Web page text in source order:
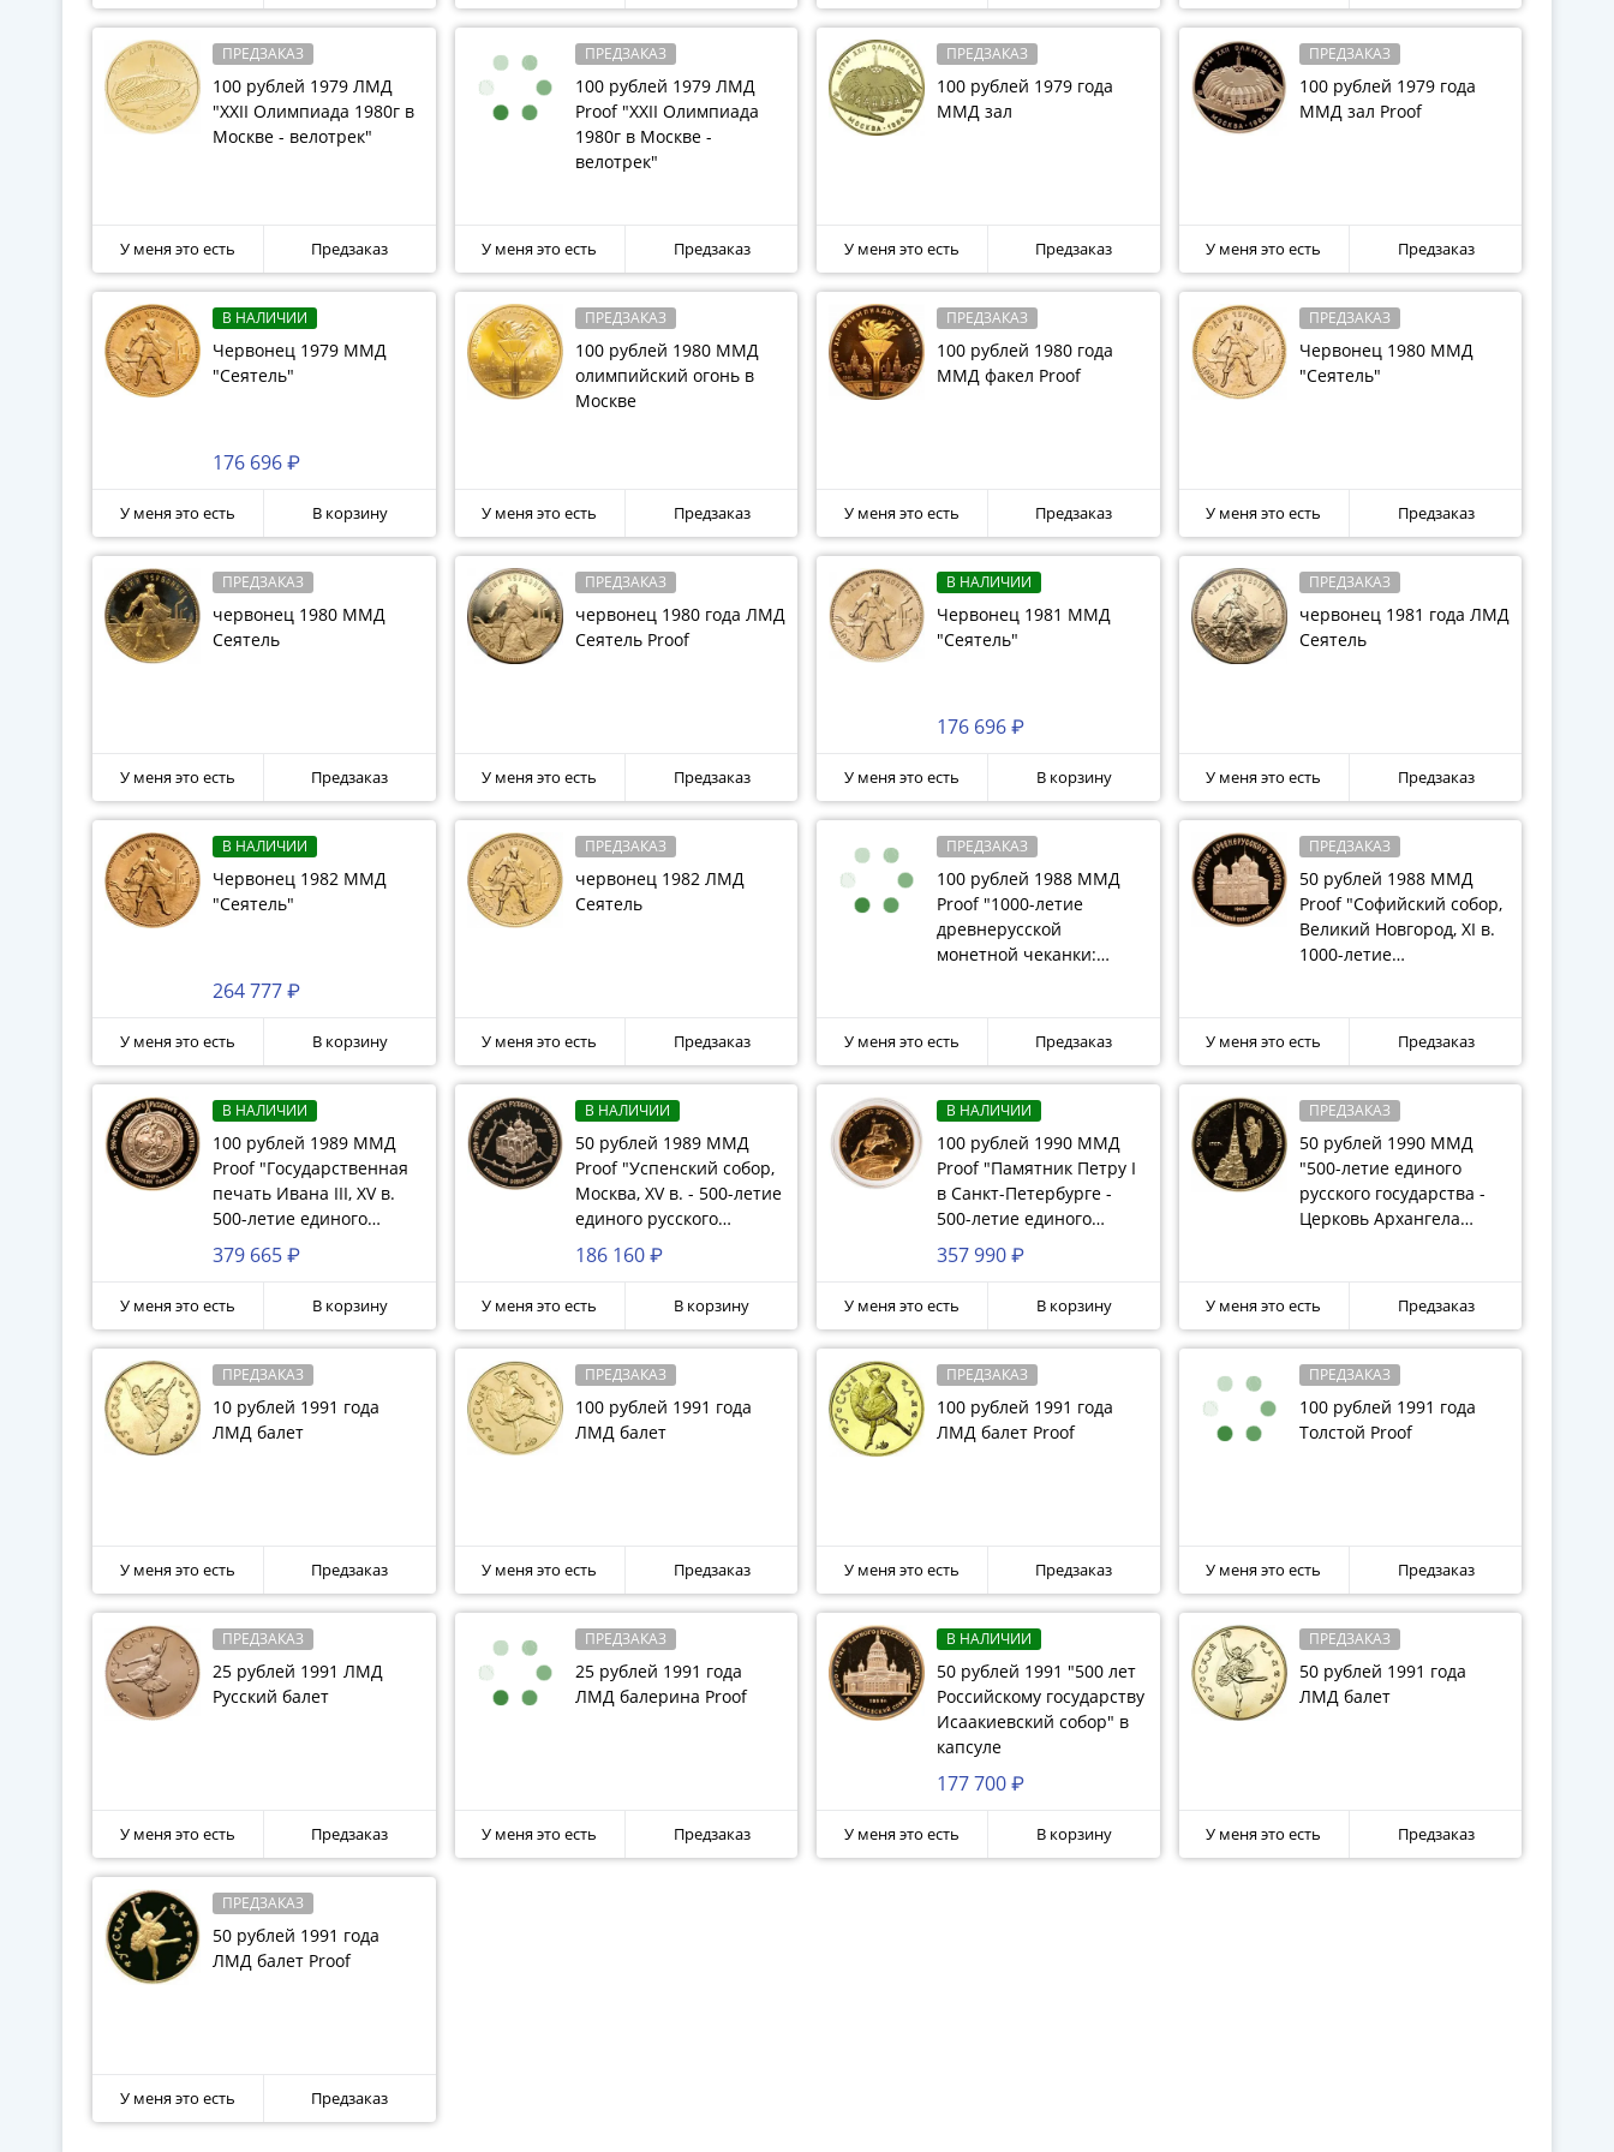
для которого выбрано золото высшей 999-й пробы. Обычное качество представляет уникальная для советской чеканки 585-я проба.
После распада СССР эту серию продолжил Банк России.
ПРЕДЗАКАЗ
100 рублей 1979 ЛМД
"XXII Олимпиада 1980г в
Москве - велотрек"
У меня это есть Предзаказ
ПРЕДЗАКАЗ
100 рублей 1979 ЛМД
Proof "XXII Олимпиада
1980г в Москве -
велотрек"
У меня это есть Предзаказ
ПРЕДЗАКАЗ
100 рублей 1979 года
ММД зал
У меня это есть Предзаказ
ПРЕДЗАКАЗ
100 рублей 1979 года
ММД зал Proof
У меня это есть Предзаказ
В НАЛИЧИИ
Червонец 1979 ММД
"Сеятель"
176 696 ₽
У меня это есть В корзину
ПРЕДЗАКАЗ
100 рублей 1980 ММД
олимпийский огонь в
Москве
У меня это есть Предзаказ
ПРЕДЗАКАЗ
100 рублей 1980 года
ММД факел Proof
У меня это есть Предзаказ
ПРЕДЗАКАЗ
Червонец 1980 ММД
"Сеятель"
У меня это есть Предзаказ
ПРЕДЗАКАЗ
червонец 1980 ММД
Сеятель
У меня это есть Предзаказ
ПРЕДЗАКАЗ
червонец 1980 года ЛМД
Сеятель Proof
У меня это есть Предзаказ
В НАЛИЧИИ
Червонец 1981 ММД
"Сеятель"
176 696 ₽
У меня это есть В корзину
ПРЕДЗАКАЗ
червонец 1981 года ЛМД
Сеятель
У меня это есть Предзаказ
В НАЛИЧИИ
Червонец 1982 ММД
"Сеятель"
264 777 ₽
У меня это есть В корзину
ПРЕДЗАКАЗ
червонец 1982 ЛМД
Сеятель
У меня это есть Предзаказ
ПРЕДЗАКАЗ
100 рублей 1988 ММД
Proof "1000-летие
древнерусской
монетной чеканки:
У меня это есть Предзаказ
ПРЕДЗАКАЗ
50 рублей 1988 ММД
Proof "Софийский собор,
Великий Новгород, XI в.
1000-летие
У меня это есть Предзаказ
В НАЛИЧИИ
100 рублей 1989 ММД
Proof "Государственная
печать Ивана III, XV в.
500-летие единого
Русского государства"
379 665 ₽
У меня это есть В корзину
В НАЛИЧИИ
50 рублей 1989 ММД
Proof "Успенский собор,
Москва, XV в. - 500-летие
единого русского
государства"
186 160 ₽
У меня это есть В корзину
В НАЛИЧИИ
100 рублей 1990 ММД
Proof "Памятник Петру I
в Санкт-Петербурге -
500-летие единого
Русского государства" в
запайке
357 990 ₽
У меня это есть В корзину
ПРЕДЗАКАЗ
50 рублей 1990 ММД
"500-летие единого
русского государства -
Церковь Архангела
У меня это есть Предзаказ
ПРЕДЗАКАЗ
10 рублей 1991 года
ЛМД балет
У меня это есть Предзаказ
ПРЕДЗАКАЗ
100 рублей 1991 года
ЛМД балет
У меня это есть Предзаказ
ПРЕДЗАКАЗ
100 рублей 1991 года
ЛМД балет Proof
У меня это есть Предзаказ
ПРЕДЗАКАЗ
100 рублей 1991 года
Толстой Proof
У меня это есть Предзаказ
ПРЕДЗАКАЗ
25 рублей 1991 ЛМД
Русский балет
У меня это есть Предзаказ
ПРЕДЗАКАЗ
25 рублей 1991 года
ЛМД балерина Proof
У меня это есть Предзаказ
В НАЛИЧИИ
50 рублей 1991 "500 лет
Российскому государству
Исаакиевский собор" в
капсуле
177 700 ₽
У меня это есть В корзину
ПРЕДЗАКАЗ
50 рублей 1991 года
ЛМД балет
У меня это есть Предзаказ
ПРЕДЗАКАЗ
50 рублей 1991 года
ЛМД балет Proof
У меня это есть Предзаказ